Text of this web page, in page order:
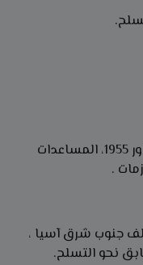
مشروع مارشال 1947، مشروع إيزنهاور 1955، المساعدات
.
شمال الأطلسي 1947، حلف جنوب شرق آسيا ،
نحو التسلح.